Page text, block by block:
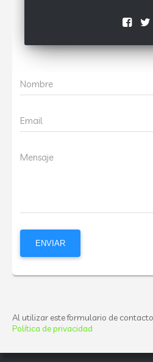
Nombre
Email
Mensaje
Al utilizar este formulario de
Política de privacidad